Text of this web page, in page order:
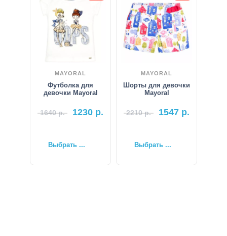
MAYORAL
Футболка для
девочки Mayoral
1640р. 1230 р.
Выбрать ...
MAYORAL
Шорты для девочки
Mayoral
2210р. 1547 р.
Выбрать ...